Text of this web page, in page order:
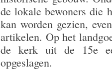
de lokale bewoners die
kan worden gezien,
artikelen. Op het
de kerk uit de 15e
opgeslagen.